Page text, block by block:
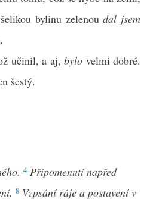
bylinu zelenoudal jsem
učinil, a aj,bylo velmi dobré.
šestý.
4 Připomenutí napřed
8Vzpsání ráje a postavení v